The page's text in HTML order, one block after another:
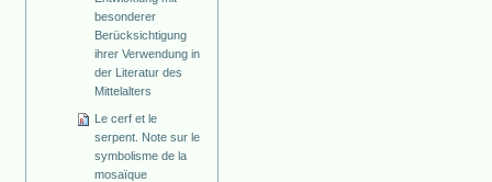
besonderer
Berücksichtigung
ihrer Verwendung in
der Literatur des
Mittelalters
Le cerf et le
serpent. Note sur le
symbolisme de la
mosaïque